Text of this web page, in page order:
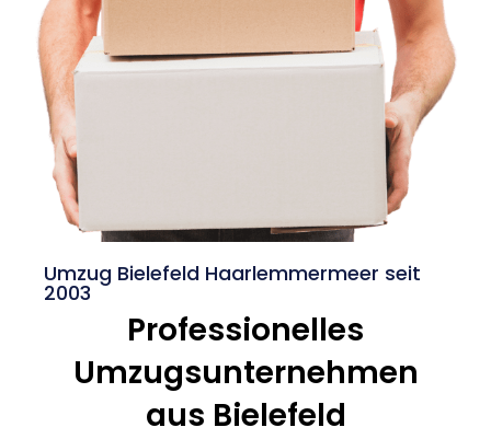
Umzug Bielefeld Haarlemmermeer seit
2003
Professionelles
Umzugsunternehmen
aus Bielefeld